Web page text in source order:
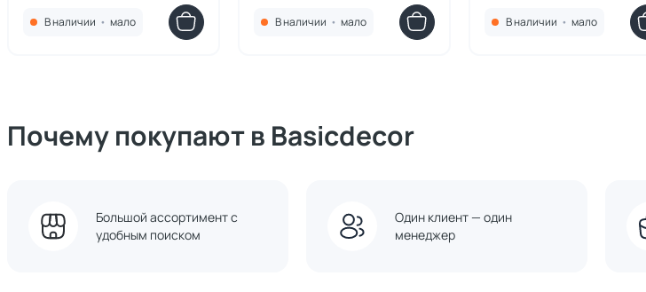
В наличии • мало В наличии • мало В наличии • мало
Почему покупают в Basicdecor
Большой ассортимент с
удобным поиском
Один клиент — один
менеджер